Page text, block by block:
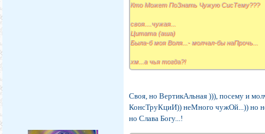
Кто Может ПоЗнать Чужую СисТему???
своя....чужая...
Цитата (аша)
Была-б моя Воля...- молчал-бы наПрочь...
хм...а чья тогда?!
Своя, но ВертикАльная ))), посему и
КонсТруКциИ)) неМного чужОй...)) но
но Слава Богу...!